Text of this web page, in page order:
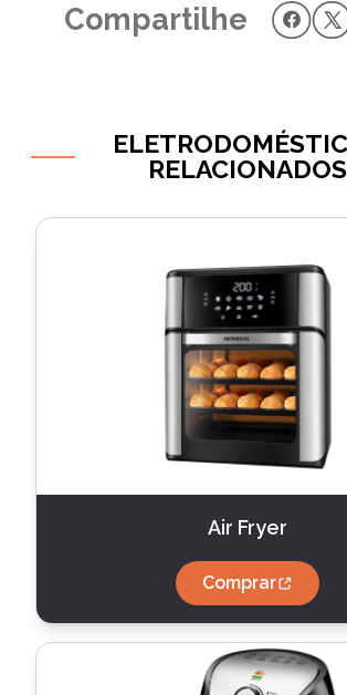
Compartilhe
RELACIONADOS
Air Fryer
Comprar